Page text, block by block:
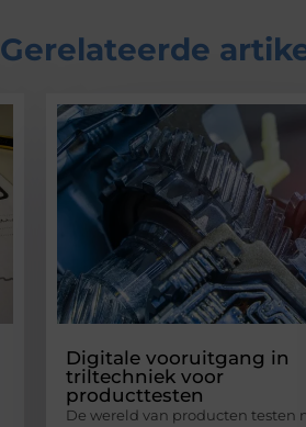
Gerelateerde
Digitale vooruitgang in
triltechniek voor
producttesten
De wereld van producten testen